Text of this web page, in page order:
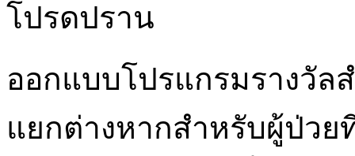
โปรดปราน
ออกแบบโปรแกรมรางวัล
แยกต่างหากสำหรับผู้ป่วย